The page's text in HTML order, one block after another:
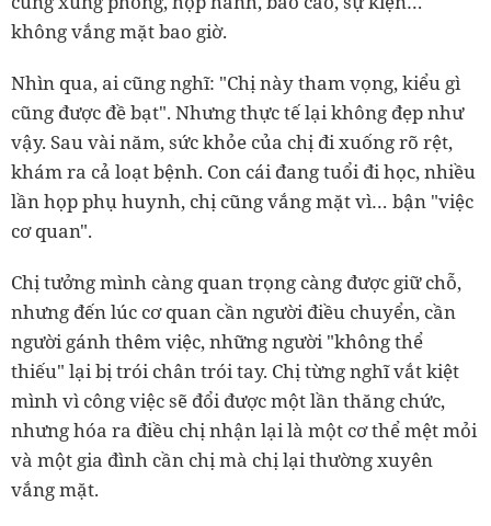
không vắng mặt bao giờ.
Nhìn qua, ai cũng nghĩ: "Chị này tham vọng, kiểu gì
cũng được đề bạt". Nhưng thực tế lại không đẹp như
vậy. Sau vài năm, sức khỏe của chị đi xuống rõ rệt,
khám ra cả loạt bệnh. Con cái đang tuổi đi học, nhiều
lần họp phụ huynh, chị cũng vắng mặt vì… bận "việc
cơ quan".
Chị tưởng mình càng quan trọng càng được giữ chỗ,
nhưng đến lúc cơ quan cần người điều chuyển, cần
người gánh thêm việc, những người "không thể
thiếu" lại bị trói chân trói tay. Chị từng nghĩ vắt kiệt
mình vì công việc sẽ đổi được một lần thăng chức,
nhưng hóa ra điều chị nhận lại là một cơ thể mệt mỏi
và một gia đình cần chị mà chị lại thường xuyên
vắng mặt.